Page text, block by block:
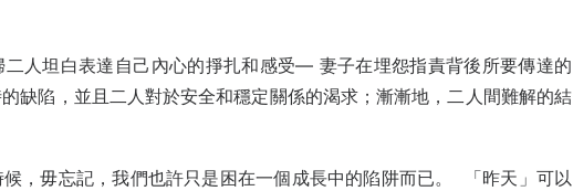
人坦白表達自己內心的掙扎和感受— 妻子在埋怨指責背後所要傳達的
缺陷，並且二人對於安全和穩定關係的渴求；漸漸地，二人間難解的結
，毋忘記，我們也許只是困在一個成長中的陷阱而已。 「昨天」可以